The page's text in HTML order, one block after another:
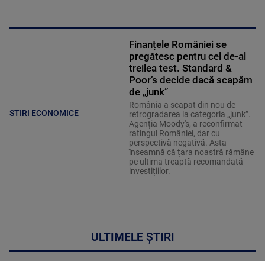
STIRI ECONOMICE
Finanțele României se
pregătesc pentru cel de-al
treilea test. Standard &
Poor’s decide dacă scapăm
de „junk”
România a scapat din nou de
retrogradarea la categoria „junk”.
Agenția Moody's, a reconfirmat
ratingul României, dar cu
perspectivă negativă. Asta
înseamnă că țara noastră rămâne
pe ultima treaptă recomandată
investițiilor.
ULTIMELE ȘTIRI